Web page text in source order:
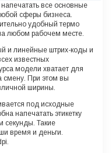
все основные
сферы бизнеса.
удобный термо
на любом рабочем месте.
и линейные штрих-коды и
известных
модели хватает для
смену. При этом вы
ширины.
под исходные
напечатать этикетку
секунды. Такие
время и деньги.